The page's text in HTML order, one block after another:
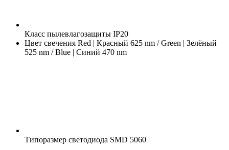
Класс пылевлагозащиты IP20
Цвет свечения Red | Красный 625 nm / Green | Зелёный
525 nm / Blue | Синий 470 nm
Типоразмер светодиода SMD 5060